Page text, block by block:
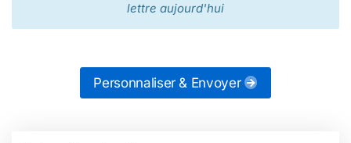
lettre aujourd'hui
Personnaliser & Envoyer